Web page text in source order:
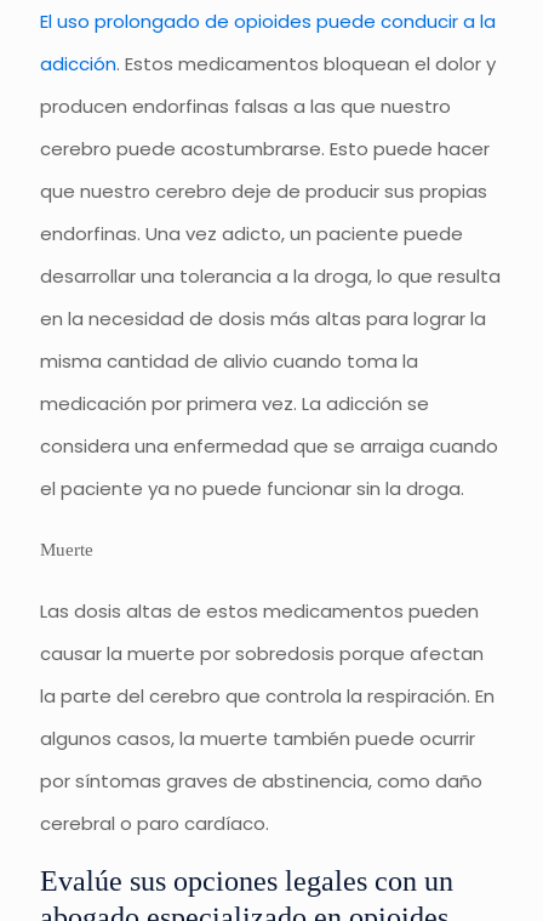
El uso prolongado de opioides puede conducir a la
adicción. Estos medicamentos bloquean el dolor y
producen endorfinas falsas a las que nuestro
cerebro puede acostumbrarse. Esto puede hacer
que nuestro cerebro deje de producir sus propias
endorfinas. Una vez adicto, un paciente puede
desarrollar una tolerancia a la droga, lo que resulta
en la necesidad de dosis más altas para lograr la
misma cantidad de alivio cuando toma la
medicación por primera vez. La adicción se
considera una enfermedad que se arraiga cuando
el paciente ya no puede funcionar sin la droga.
Muerte
Las dosis altas de estos medicamentos pueden
causar la muerte por sobredosis porque afectan
la parte del cerebro que controla la respiración. En
algunos casos, la muerte también puede ocurrir
por síntomas graves de abstinencia, como daño
cerebral o paro cardíaco.
Evalúe sus opciones legales con un